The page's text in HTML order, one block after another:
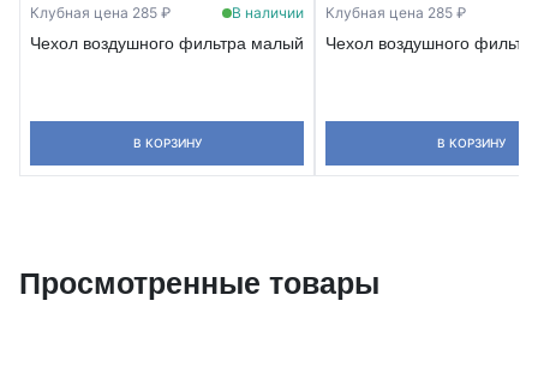
Клубная цена 285 ₽ В наличии
Чехол воздушного фильтра малый
В КОРЗИНУ
Клубная цена 285 ₽
Чехол воздушного
В КОРЗИНУ
Просмотренные товары